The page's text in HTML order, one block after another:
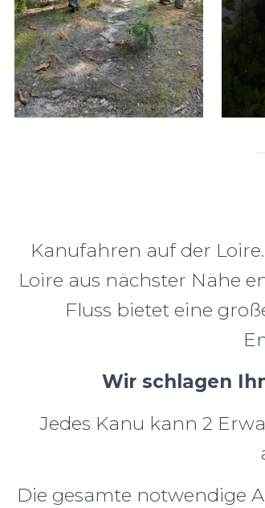
Kanufahren auf der
Loire aus nächster Nähe
Fluss bietet eine
Wir schlagen
Jedes Kanu kann 2
Die gesamte notwendige